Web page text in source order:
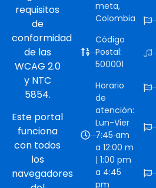
requisitos
de
conformidad
de las
WCAG 2.0
y NTC
5854.
Este portal
funciona
con todos
los
navegadores
meta,
Colombia
Código
Postal:
500001
Horario
de
atención:
Lun-Vier
7:45 am
a 12:00 m
| 1:00 pm
a 4:45
pm